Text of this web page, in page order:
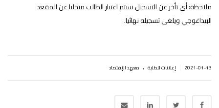
ملاحظة: أي تأخر عن التسجيل سيتم اعتبار الطالب متخليا عن المقعد
البيداغوجي ويلغى تسجيله نهائيا.
2021-01-13 إعلانات للطلبة . معهد الإقتصاد